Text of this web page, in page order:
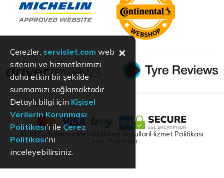
Aydınlatma Metni Kullanım KoşullarıHizmet Politikası
Çerez Politikası
Çerezler, servislet.com web
sitesini ve hizmetlerimizi
daha etkin bir şekilde
sunmamızı sağlamaktadır.
Detaylı bilgi için Kişisel
Verilerin Korunması
Politikası'ı ile Çerez
Politikası'nı
inceleyebilirsiniz.
×